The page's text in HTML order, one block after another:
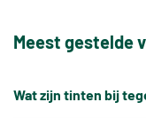
Meest gestelde
Wat zijn tinten bij